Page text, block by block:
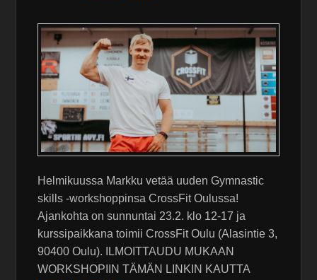
Helmikuussa Markku vetää uuden Gymnastic
skills -workshoppinsa CrossFit Oulussa!
Ajankohta on sunnuntai 23.2. klo 12-17 ja
kurssipaikkana toimii CrossFit Oulu (Alasintie 3,
90400 Oulu). ILMOITTAUDU MUKAAN
WORKSHOPIIN TÄMÄN LINKIN KAUTTA